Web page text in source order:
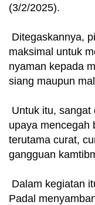
(3/2/2025).
Ditegaskannya,
maksimal untuk
nyaman kepada
siang maupun
Untuk itu, sangat
upaya mencegah
terutama curat,
gangguan
Dalam kegiatan
Padal